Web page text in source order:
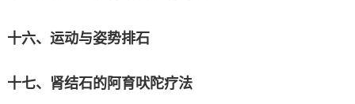
十六、运动与姿势排石
十七、肾结石的阿育吠陀疗法